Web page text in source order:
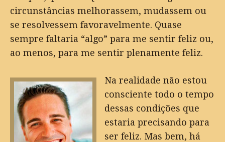
circunstâncias melhorassem, mudassem ou
se resolvessem favoravelmente. Quase
sempre faltaria “algo” para me sentir feliz ou,
ao menos, para me sentir plenamente feliz.
Na realidade não estou
consciente todo o tempo
dessas condições que
estaria precisando para
ser feliz. Mas bem, há